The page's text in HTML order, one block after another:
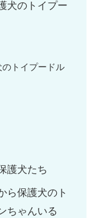
犬のトイプー
トイプードル
護犬たち
ら保護犬のト
ちゃんいる